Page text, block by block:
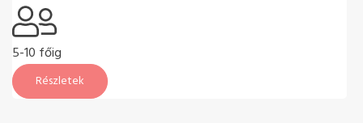
5-10 főig
Részletek